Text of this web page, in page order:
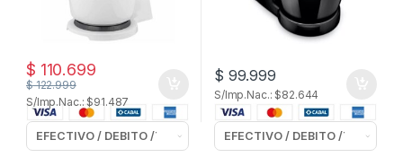
$ 110.699
$122.999
S/Imp.Nac.: $91.487
$ 99.999
S/Imp.Nac.: $82.644